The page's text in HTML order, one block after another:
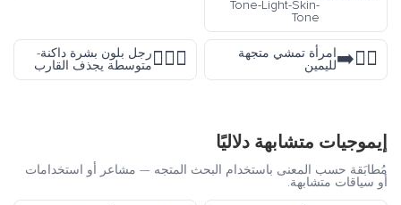
Tone-Light-Skin-
Tone
🚶‍♀️‍➡️امرأة تمشي متجهة
لليمين
🚣🏾‍♂️رجل بلون بشرة داكنة-
متوسطة يجذف القارب
إيموجيات متشابهة دلاليًا
مُطابَقة حسب المعنى باستخدام البحث المتجه — مشاعر أو استخدامات
أو سياقات متشابهة.